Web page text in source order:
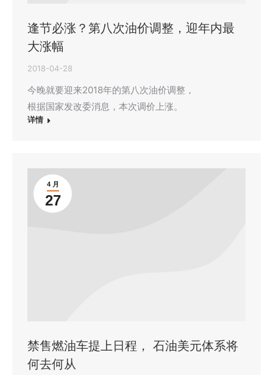
逢节必涨？第八次油价调整，迎年内最
大涨幅
2018-04-28
今晚就要迎来2018年的第八次油价调整，
根据国家发改委消息，本次调价上涨。
详情
4 月
27
禁售燃油车提上日程， 石油美元体系将
何去何从